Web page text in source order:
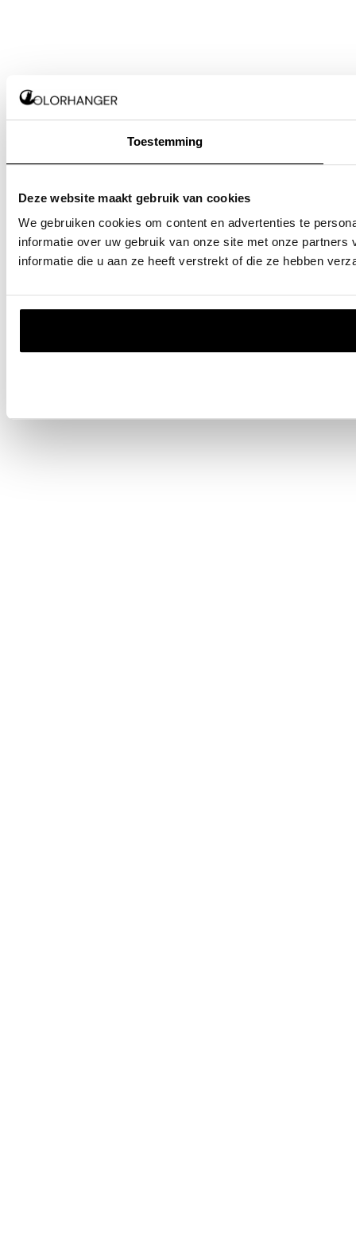
Toestemming
Deze website maakt gebruik van cookies
We gebruiken cookies om content en advertenties te
informatie over uw gebruik van onze site met onze
informatie die u aan ze heeft verstrekt of die ze hebben